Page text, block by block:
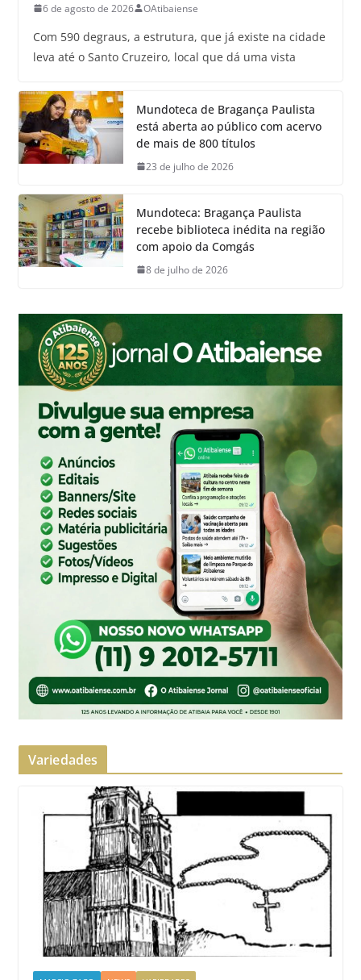
6 de agosto de 2026 OAtibaiense
Com 590 degraus, a estrutura, que já existe na cidade
leva até o Santo Cruzeiro, local que dá uma vista
Mundoteca de Bragança Paulista
está aberta ao público com acervo
de mais de 800 títulos
23 de julho de 2026
Mundoteca: Bragança Paulista
recebe biblioteca inédita na região
com apoio da Comgás
8 de julho de 2026
Variedades